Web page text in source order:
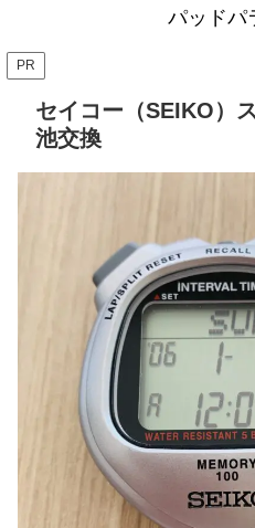
パッドパ
PR
セイコー（SEIKO）
池交換